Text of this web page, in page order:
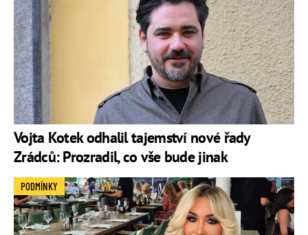
Vojta Kotek odhalil tajemství nové řady
Zrádců: Prozradil, co vše bude jinak
PODMÍNKY